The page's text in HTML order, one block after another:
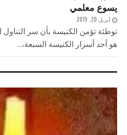
يسوع معلمي
أبريل 20, 2019
توطئة تؤمن الكنيسة بأن سر التناول
هو أحد أسرار الكنيسة السبعة،...